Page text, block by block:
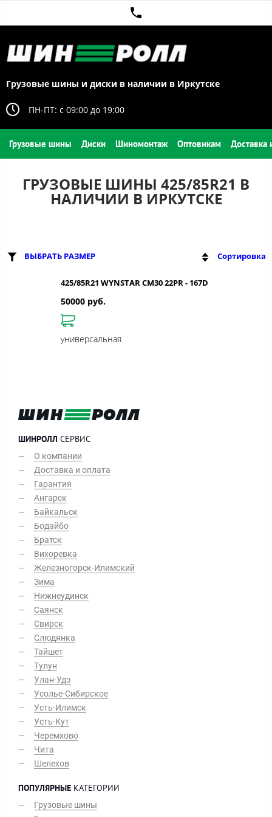
Грузовые шины и диски в наличии в Иркутске
ПН-ПТ: c 09:00 до 19:00
Грузовые шины Диски Шиномонтаж Оптовикам Доставка
ГРУЗОВЫЕ ШИНЫ 425/85R21 В
НАЛИЧИИ В ИРКУТСКЕ
ВЫБРАТЬ РАЗМЕР Сортировка
425/85R21 WYNSTAR CM30 22PR - 167D
50000 руб.
универсальная
ШИНРОЛЛ СЕРВИС
О компании
Доставка и оплата
Гарантия
Ангарск
Байкальск
Бодайбо
Братск
Вихоревка
Железногорск-Илимский
Зима
Нижнеудинск
Саянск
Свирск
Слюдянка
Тайшет
Тулун
Улан-Удэ
Усолье-Сибирское
Усть-Илимск
Усть-Кут
Черемхово
Чита
Шелехов
ПОПУЛЯРНЫЕ КАТЕГОРИИ
Грузовые шины